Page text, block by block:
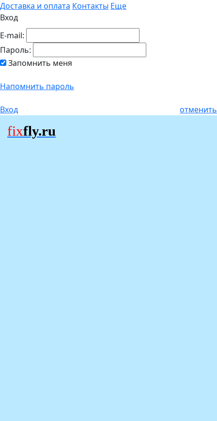
Доставка и оплата Контакты Еще
Вход
E-mail:
Пароль:
Запомнить меня
Напомнить пароль
Вход отменить
fixfly.ru